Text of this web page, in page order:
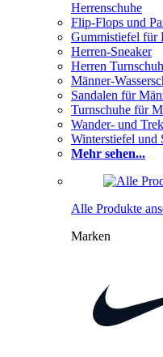
Herrenschuhe
Flip-Flops und
Gummistiefel für
Herren-Sneaker
Herren
Männer-
Sandalen für
Turnschuhe für
Wander- und
Winterstiefel und
Mehr sehen...
Alle Produkte
Marken